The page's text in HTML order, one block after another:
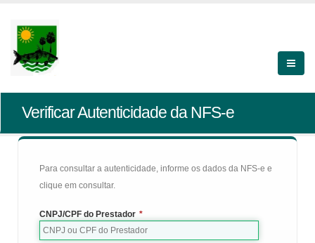
Verificar Autenticidade da NFS-e
Para consultar a autenticidade, informe os dados da NFS-e e
clique em consultar.
CNPJ/CPF do Prestador *